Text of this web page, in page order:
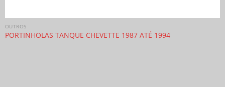
OUTROS
PORTINHOLAS TANQUE CHEVETTE 1987 ATÉ 1994